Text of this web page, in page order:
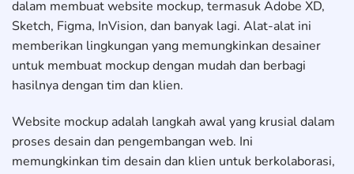
dalam membuat website mockup, termasuk Adobe XD,
Sketch, Figma, InVision, dan banyak lagi. Alat-alat ini
memberikan lingkungan yang memungkinkan desainer
untuk membuat mockup dengan mudah dan berbagi
hasilnya dengan tim dan klien.
Website mockup adalah langkah awal yang krusial dalam
proses desain dan pengembangan web. Ini
memungkinkan tim desain dan klien untuk berkolaborasi,